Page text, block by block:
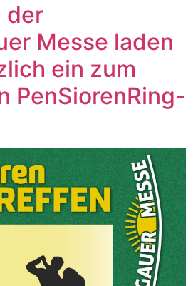
der
Messe laden
ein zum
PenSiorenRing-